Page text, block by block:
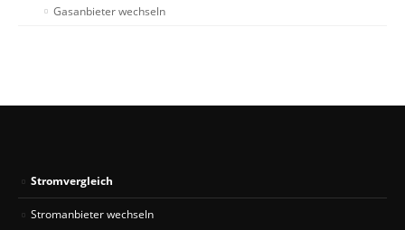
Gasanbieter wechseln
Stromvergleich
Stromanbieter wechseln